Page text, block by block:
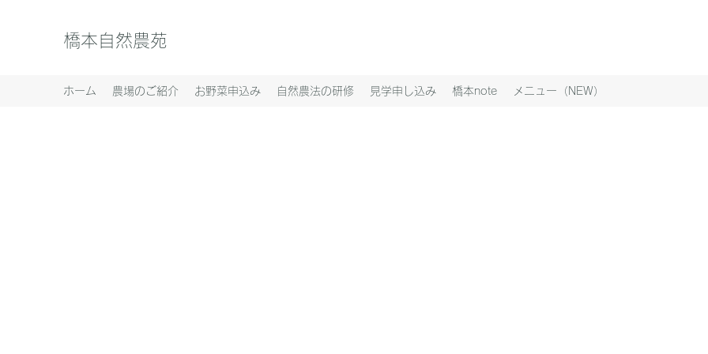
橋本自然農苑
ホーム 農場のご紹介 お野菜申込み 自然農法の研修 見学申し込み 橋本note メニュー（NEW）